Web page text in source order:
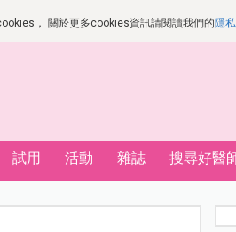
， 關於更多cookies資訊請閱讀我們的隱
試用 活動 雜誌 搜尋好醫